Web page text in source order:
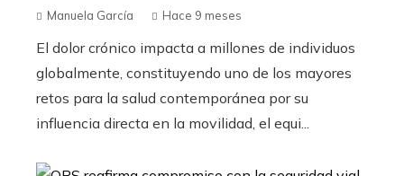
Manuela García Hace 9 meses
El dolor crónico impacta a millones de individuos
globalmente, constituyendo uno de los mayores
retos para la salud contemporánea por su
influencia directa en la movilidad, el equi...